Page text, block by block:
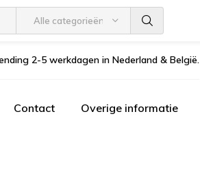
Alle categorieën
2-5 werkdagen in Nederland & België.
Contact Overige informatie